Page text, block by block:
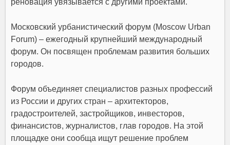
Московский урбанистический форум (Moscow Urban
Forum) – ежегодный крупнейший международный
форум. Он посвящен проблемам развития больших
городов.
Форум объединяет специалистов разных профессий
из России и других стран – архитекторов,
градостроителей, застройщиков, инвесторов,
финансистов, журналистов, глав городов. На этой
площадке они сообща ищут решение проблем